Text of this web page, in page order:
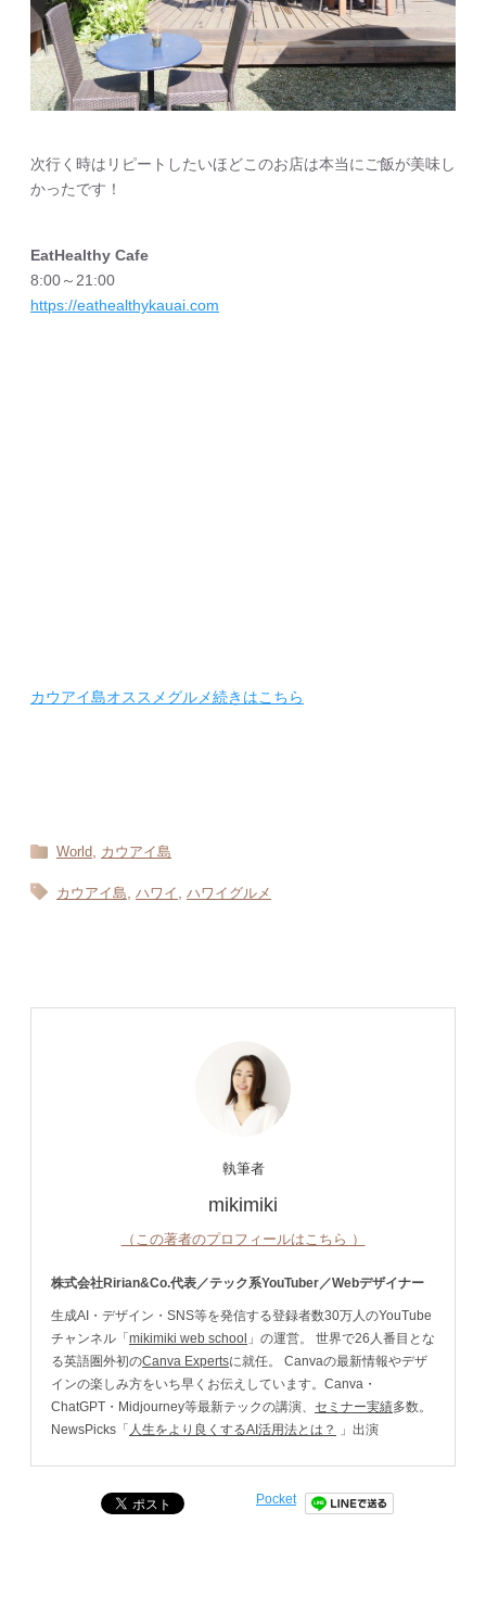
次行く時はリピートしたいほどこのお店は本当にご飯が美味し
かったです！
EatHealthy Cafe
8:00～21:00
https://eathealthykauai.com
カウアイ島オススメグルメ続きはこちら
World, カウアイ島
カウアイ島, ハワイ , ハワイグルメ
執筆者
mikimiki
（この著者のプロフィールはこちら ）
株式会社Ririan&Co.代表／テック系YouTuber／Webデザイナー
生成AI・デザイン・SNS等を発信する登録者数30万人のYouTube
チャンネル「 mikimiki web school 」の運営。 世界で26人番目とな
る英語圏外初のCanva Expertsに就任。 Canvaの最新情報やデザ
インの楽しみ方をいち早くお伝えしています。Canva・
ChatGPT・Midjourney等最新テックの講演、 セミナー実績多数。
NewsPicks「 人生をより良くするAI活用法とは？ 」出演
Pocket